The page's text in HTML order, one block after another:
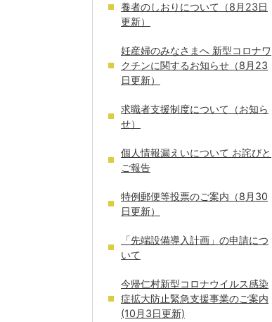
養者のしおりについて（8月23日
更新）
妊産婦のみなさまへ 新型コロナワ
クチンに関するお知らせ（8月23
日更新）
求職者支援制度について（お知ら
せ）
個人情報漏えいについて お詫びと
ご報告
特例郵便等投票のご案内（8月30
日更新）
「先端設備導入計画」の申請につ
いて
今帰仁村新型コロナウイルス感染
症拡大防止緊急支援事業のご案内
(10月3日更新)